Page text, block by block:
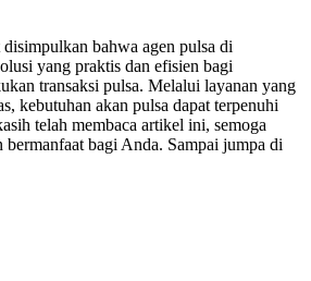
bahwa agen pulsa di
yang praktis dan efisien bagi
transaksi pulsa. Melalui layanan yang
kebutuhan akan pulsa dapat terpenuhi
telah membaca artikel ini, semoga
bagi Anda. Sampai jumpa di